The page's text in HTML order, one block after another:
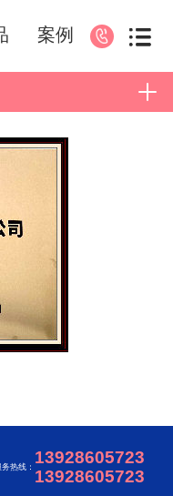
案例
热线： 13928605723
13928605723